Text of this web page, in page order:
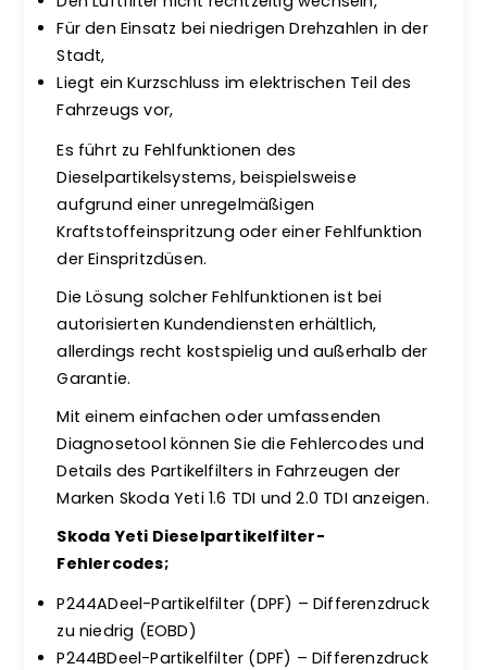
Für den Einsatz bei niedrigen Drehzahlen in der
Stadt,
Liegt ein Kurzschluss im elektrischen Teil des
Fahrzeugs vor,
Es führt zu Fehlfunktionen des
Dieselpartikelsystems, beispielsweise
aufgrund einer unregelmäßigen
Kraftstoffeinspritzung oder einer Fehlfunktion
der Einspritzdüsen.
Die Lösung solcher Fehlfunktionen ist bei
autorisierten Kundendiensten erhältlich,
allerdings recht kostspielig und außerhalb der
Garantie.
Mit einem einfachen oder umfassenden
Diagnosetool können Sie die Fehlercodes und
Details des Partikelfilters in Fahrzeugen der
Marken Skoda Yeti 1.6 TDI und 2.0 TDI anzeigen.
Skoda Yeti Dieselpartikelfilter-
Fehlercodes;
P244ADeel-Partikelfilter (DPF) – Differenzdruck
zu niedrig (EOBD)
P244BDeel-Partikelfilter (DPF) – Differenzdruck